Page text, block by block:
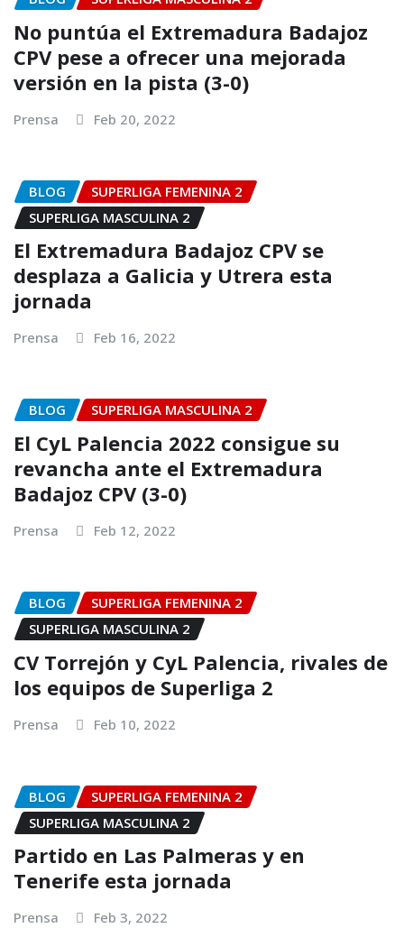
No puntúa el Extremadura Badajoz
CPV pese a ofrecer una mejorada
versión en la pista (3-0)
Prensa Feb 20, 2022
BLOG
SUPERLIGA FEMENINA 2
SUPERLIGA MASCULINA 2
El Extremadura Badajoz CPV se
desplaza a Galicia y Utrera esta
jornada
Prensa Feb 16, 2022
BLOG SUPERLIGA MASCULINA 2
El CyL Palencia 2022 consigue su
revancha ante el Extremadura
Badajoz CPV (3-0)
Prensa Feb 12, 2022
BLOG
SUPERLIGA FEMENINA 2
SUPERLIGA MASCULINA 2
CV Torrejón y CyL Palencia, rivales de
los equipos de Superliga 2
Prensa Feb 10, 2022
BLOG
SUPERLIGA FEMENINA 2
SUPERLIGA MASCULINA 2
Partido en Las Palmeras y en
Tenerife esta jornada
Prensa Feb 3, 2022